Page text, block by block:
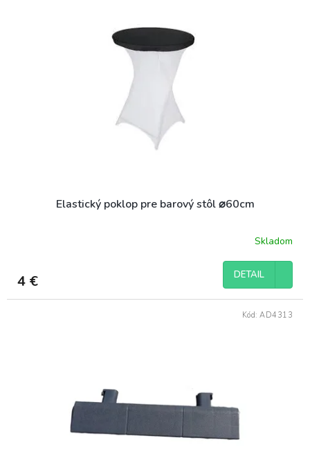
Elastický poklop pre barový stôl ⌀60cm
Skladom
4 € DETAIL
Kód: AD4313